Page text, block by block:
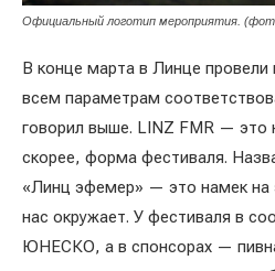
Официальный логотип мероприятия.
В конце марта в Линце
всем параметрам
говорил выше. LINZ FMR — это
скорее, форма фестиваля.
«Линц эфемер» — это намек на
нас окружает. У фестиваля в
ЮНЕСКО, а в спонсорах —